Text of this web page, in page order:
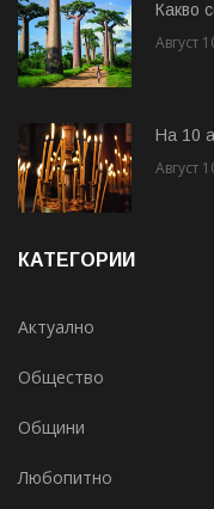
Какво
Август
На 10
Август
КАТЕГОРИИ
Актуално
Общество
Общини
Любопитно